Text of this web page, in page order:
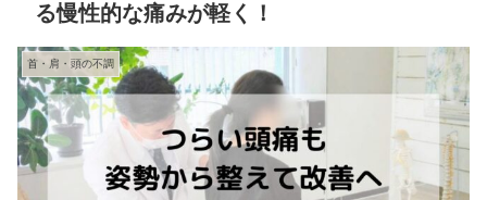
る慢性的な痛みが軽く！
首・肩・頭の不調